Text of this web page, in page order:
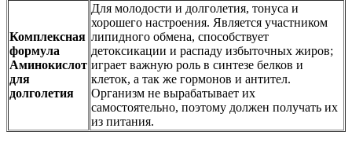
Комплексная
формула
Аминокислот
для
долголетия
Для молодости и долголетия, тонуса и
хорошего настроения. Является участником
липидного обмена, способствует
детоксикации и распаду избыточных жиров;
играет важную роль в синтезе белков и
клеток, а так же гормонов и антител.
Организм не вырабатывает их
самостоятельно, поэтому должен получать их
из питания.